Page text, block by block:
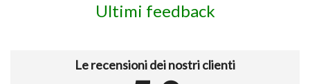
Ultimi feedback
Le recensioni dei nostri clienti